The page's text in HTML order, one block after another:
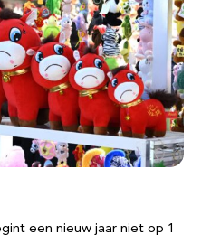
een nieuw jaar niet op 1